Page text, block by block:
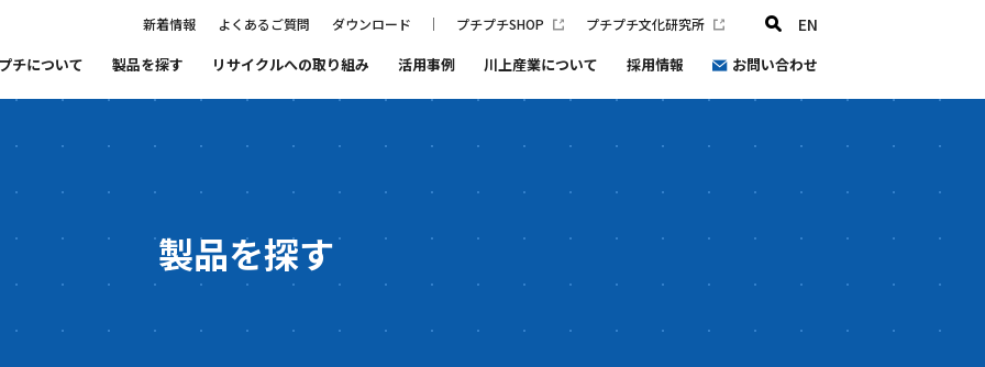
新着情報 よくあるご質問 ダウンロード プチプチSHOP プチプチ文化研究所 EN
チについて 製品を探す リサイクルへの取り組み 活用事例 川上産業について
品質と環境
採用情報 お問い合わせ
製品を探す